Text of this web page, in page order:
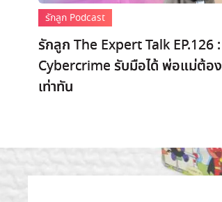
รักลูก Podcast
รักลูก The Expert Talk EP.126 :
Cybercrime รับมือได้ พ่อแม่ต้อง
เท่าทัน